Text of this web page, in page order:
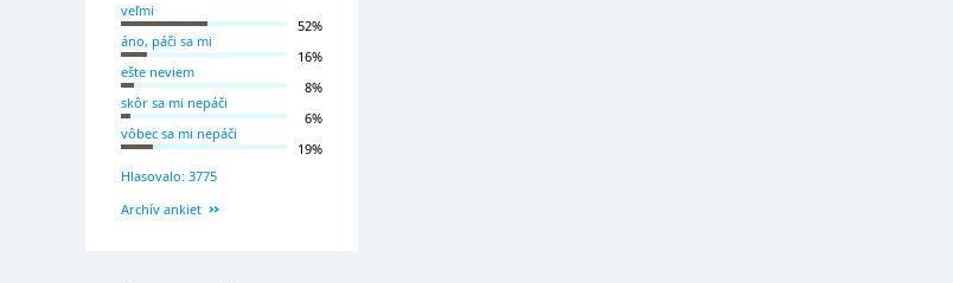
veľmi
52%
áno, páči sa mi
16%
ešte neviem
8%
skôr sa mi nepáči
6%
vôbec sa mi nepáči
19%
Hlasovalo: 3775
Archív ankiet